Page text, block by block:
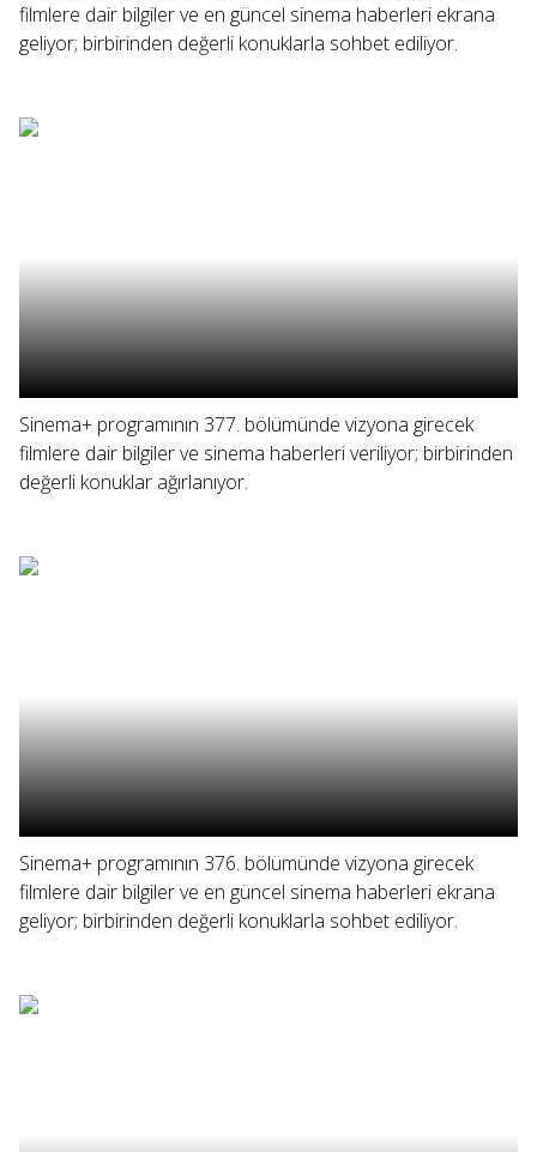
filmlere dair bilgiler ve en güncel sinema haberleri ekrana
geliyor; birbirinden değerli konuklarla sohbet ediliyor.
Sinema+ programının 377. bölümünde vizyona girecek
filmlere dair bilgiler ve sinema haberleri veriliyor; birbirinden
değerli konuklar ağırlanıyor.
Sinema+ programının 376. bölümünde vizyona girecek
filmlere dair bilgiler ve en güncel sinema haberleri ekrana
geliyor; birbirinden değerli konuklarla sohbet ediliyor.